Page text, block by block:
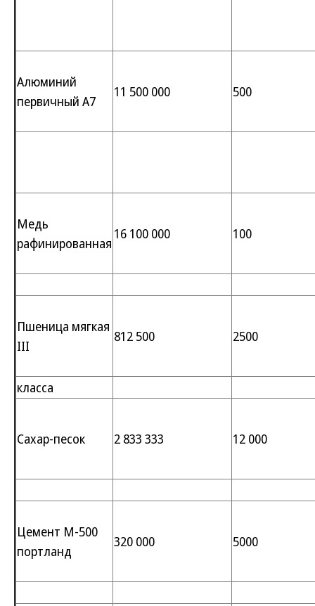
Алюминий
первичный А7
11 500 000 500
Медь
рафинированная
16 100 000 100
Пшеница мягкая
III
812 500 2500
класса
Сахар-песок 2 833 333 12 000
Цемент М-500
портланд
320 000 5000